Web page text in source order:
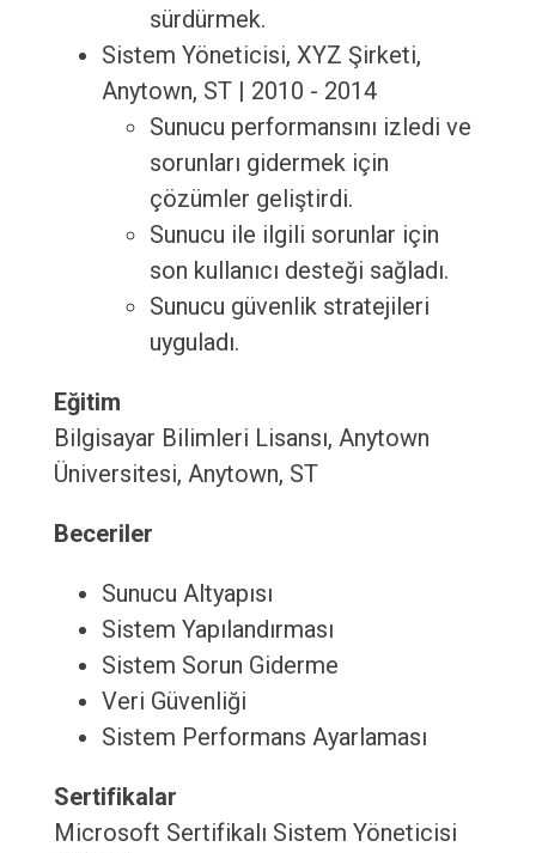
sürdürmek.
Sistem Yöneticisi, XYZ Şirketi,
Anytown, ST | 2010 - 2014
Sunucu performansını izledi ve
sorunları gidermek için
çözümler geliştirdi.
Sunucu ile ilgili sorunlar için
son kullanıcı desteği sağladı.
Sunucu güvenlik stratejileri
uyguladı.
Eğitim
Bilgisayar Bilimleri Lisansı, Anytown
Üniversitesi, Anytown, ST
Beceriler
Sunucu Altyapısı
Sistem Yapılandırması
Sistem Sorun Giderme
Veri Güvenliği
Sistem Performans Ayarlaması
Sertifikalar
Microsoft Sertifikalı Sistem Yöneticisi